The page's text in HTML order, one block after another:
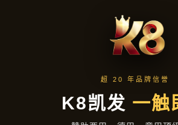
主营产品
首页 主营产品